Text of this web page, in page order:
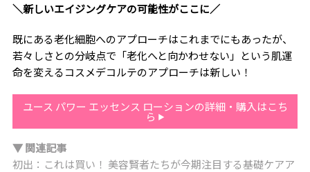
＼新しいエイジングケアの可能性がここに／
既にある老化細胞へのアプローチはこれまでにもあったが、
若々しさとの分岐点で「老化へと向かわせない」という肌運
命を変えるコスメデコルテのアプローチは新しい！
ユース パワー エッセンス ローションの詳細・購入はこち
ら
▼ 関連記事
初出：これは買い！ 美容賢者たちが今期注目する基礎ケアア